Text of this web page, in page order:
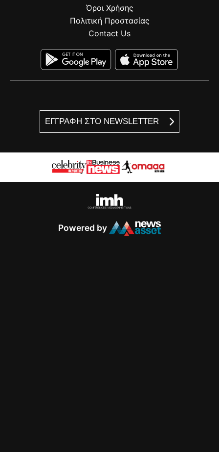
ΕΓΓΡΑΦΗ ΣΤΟ NEWSLETTER
Όροι Χρήσης
Πολιτική Προστασίας
Contact Us
Powered by